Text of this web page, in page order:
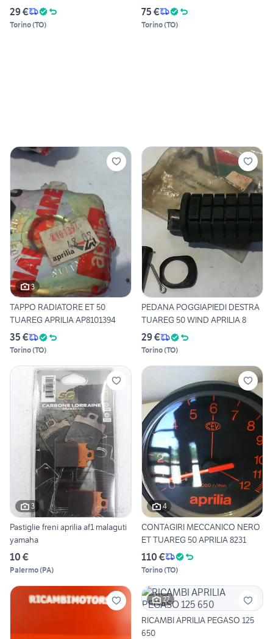
29 €
Torino(TO)
75 €
Torino(TO)
3
TAPPO RADIATORE ET 50
TUAREG APRILIA AP8101394
35 €
Torino(TO)
PEDANA POGGIAPIEDI DESTRA
TUAREG 50 WIND APRILIA 8
29 €
Torino(TO)
3
Pastiglie freni aprilia af1 malaguti
yamaha
10 €
Palermo(PA)
4
CONTAGIRI MECCANICO NERO
ET TUAREG 50 APRILIA 8231
110 €
Torino(TO)
27
RICAMBI APRILIA PEGASO 125
650